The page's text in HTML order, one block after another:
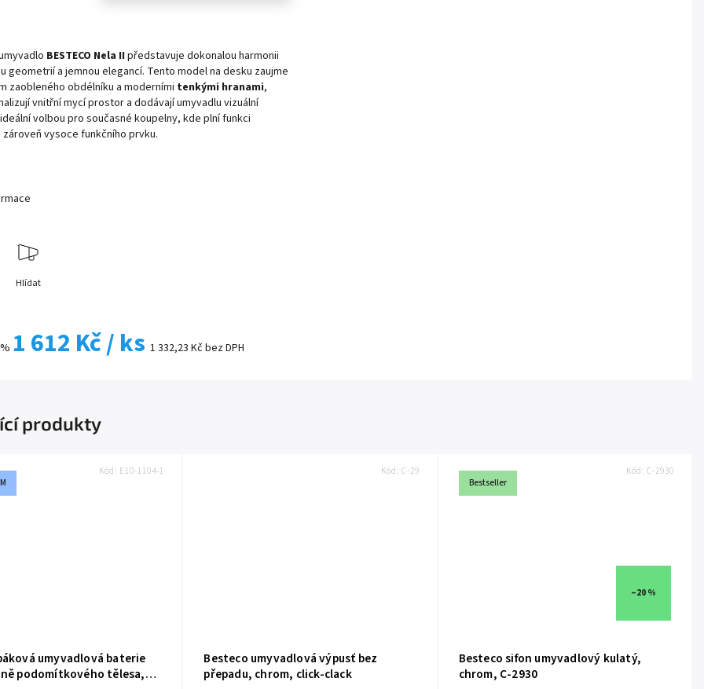
1 612 Kč/ ks 1 332,23 Kč bez DPH
BESTECO Nela II představuje dokonalou harmonii
geometrií a jemnou elegancí. Tento model na desku zaujme
zaobleného obdélníku a moderními tenkými hranami,
vnitřní mycí prostor a dodávají umyvadlu vizuální
volbou pro současné koupelny, kde plní funkci
vysoce funkčního prvku.
Hlídat
produkty
umyvadlová baterie
podomítkového tělesa,
Kód: E10-1104-1
Besteco umyvadlová výpusť bez
přepadu, chrom, click-clack
Kód: C-29
Bestseller
–20 %
Besteco sifon umyvadlový kulatý,
chrom, C-2930
Kód: C-2930